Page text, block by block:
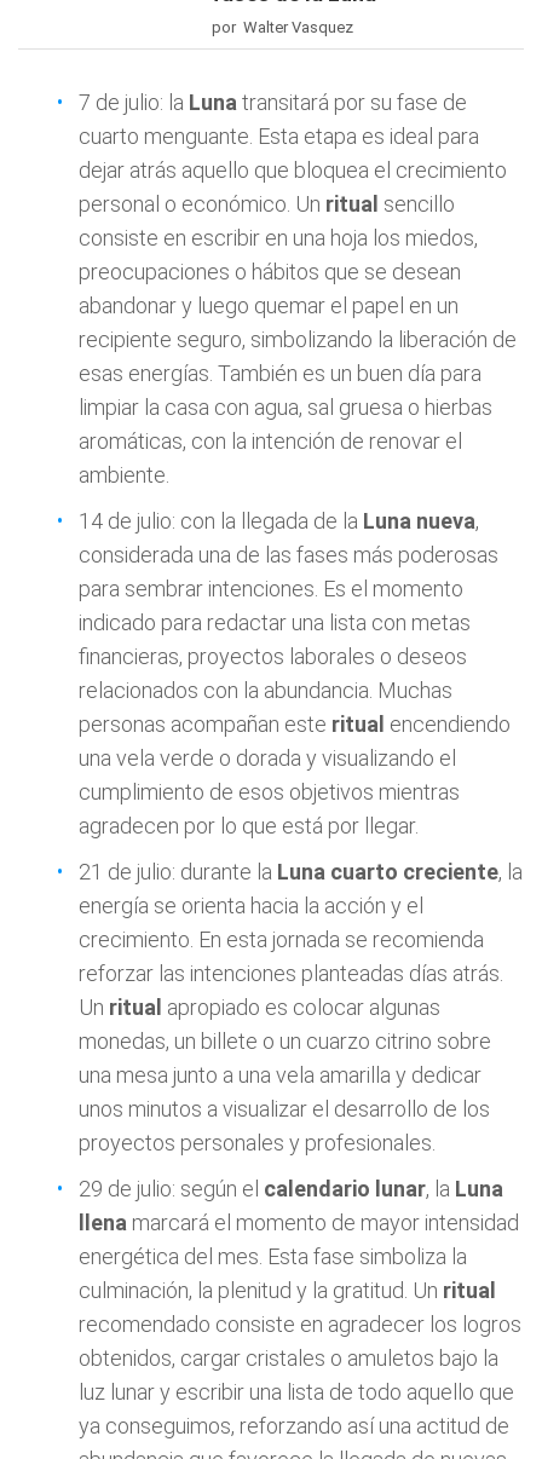
por Walter Vasquez
7 de julio: la Luna transitará por su fase de
cuarto menguante. Esta etapa es ideal para
dejar atrás aquello que bloquea el crecimiento
personal o económico. Un ritual sencillo
consiste en escribir en una hoja los miedos,
preocupaciones o hábitos que se desean
abandonar y luego quemar el papel en un
recipiente seguro, simbolizando la liberación de
esas energías. También es un buen día para
limpiar la casa con agua, sal gruesa o hierbas
aromáticas, con la intención de renovar el
ambiente.
14 de julio: con la llegada de la Luna nueva,
considerada una de las fases más poderosas
para sembrar intenciones. Es el momento
indicado para redactar una lista con metas
financieras, proyectos laborales o deseos
relacionados con la abundancia. Muchas
personas acompañan este ritual encendiendo
una vela verde o dorada y visualizando el
cumplimiento de esos objetivos mientras
agradecen por lo que está por llegar.
21 de julio: durante la Luna cuarto creciente, la
energía se orienta hacia la acción y el
crecimiento. En esta jornada se recomienda
reforzar las intenciones planteadas días atrás.
Un ritual apropiado es colocar algunas
monedas, un billete o un cuarzo citrino sobre
una mesa junto a una vela amarilla y dedicar
unos minutos a visualizar el desarrollo de los
proyectos personales y profesionales.
29 de julio: según el calendario lunar, la Luna
llena marcará el momento de mayor intensidad
energética del mes. Esta fase simboliza la
culminación, la plenitud y la gratitud. Un ritual
recomendado consiste en agradecer los logros
obtenidos, cargar cristales o amuletos bajo la
luz lunar y escribir una lista de todo aquello que
ya conseguimos, reforzando así una actitud de